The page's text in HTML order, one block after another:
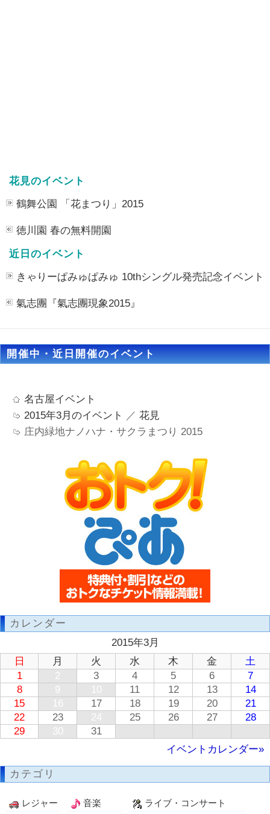
花見のイベント
鶴舞公園 「花まつり」2015
徳川園 春の無料開園
近日のイベント
きゃりーぱみゅぱみゅ 10thシングル発売記念イベント
氣志團『氣志團現象2015』
開催中・近日開催のイベント
名古屋イベント
2015年3月のイベント
／ 花見
庄内緑地ナノハナ・サクラまつり 2015
カレンダー
2015年3月
日
月 火 水 木 金
土
1
2 3 4 5 6
7
8
9 10 11 12 13
14
15
16 17 18 19 20
21
22
23 24 25 26 27
28
29
30
31
イベントカレンダー»
カテゴリ
レジャー 音楽
ライブ・コンサート